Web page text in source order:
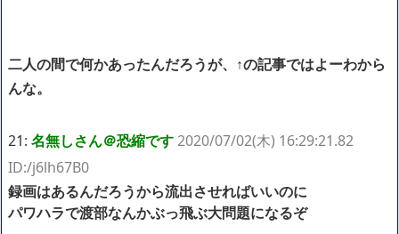
二人の間で何かあったんだろうが、↑の記事ではよーわから
んな。
21: 名無しさん＠恐縮です2020/07/02(木) 16:29:21.82
ID:/j6lh67B0
録画はあるんだろうから流出させればいいのに
パワハラで渡部なんかぶっ飛ぶ大問題になるぞ